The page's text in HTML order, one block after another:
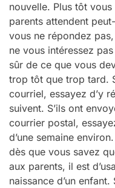
nouvelle. Plus tôt
parents attendent
vous ne répondez
ne vous intéressez
sûr de ce que vous
trop tôt que trop tard.
courriel, essayez d’y
suivent. S’ils ont
courrier postal,
d’une semaine
dès que vous savez
aux parents, il est
naissance d’un